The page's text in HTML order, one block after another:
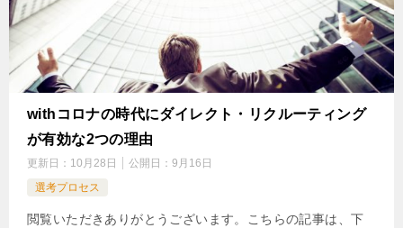
withコロナの時代にダイレクト・リクルーティング
が有効な2つの理由
更新日： 10月28日 公開日： 9月16日
選考プロセス
閲覧いただきありがとうございます。こちらの記事は、下